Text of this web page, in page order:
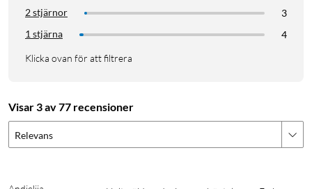
2 stjärnor
3
1 stjärna
4
Klicka ovan för att filtrera
Visar 3 av 77 recensioner
Relevans